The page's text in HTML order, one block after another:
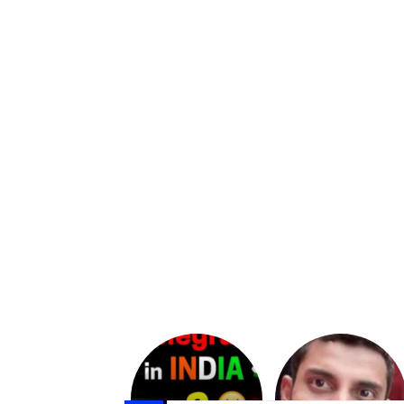
Upasana:
భర్తపై
రివెంజ్